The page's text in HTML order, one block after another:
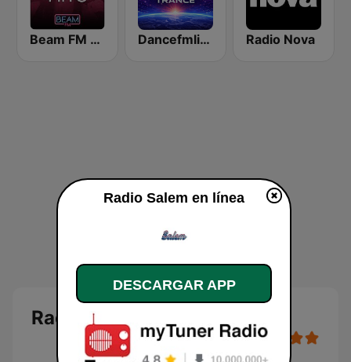
Beam FM - Adult Hits Dancefmlive Trance Radio Nova
Radio Salem en línea
Radio Salem en línea
DESCARGAR APP